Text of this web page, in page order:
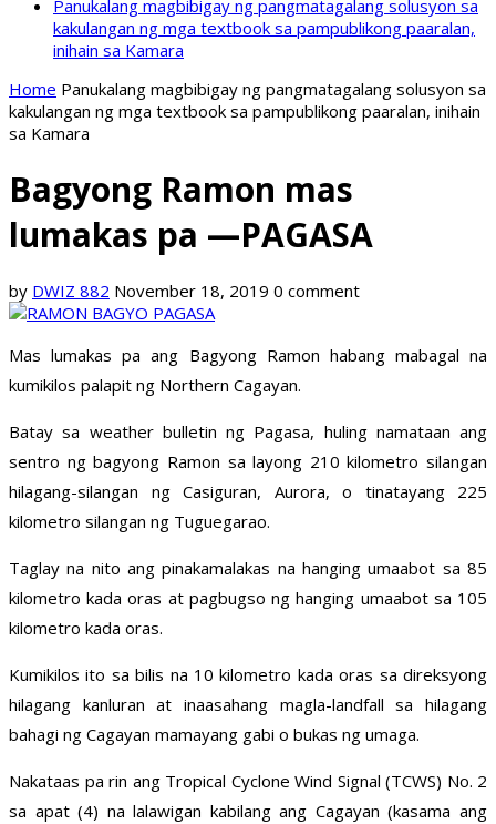
Panukalang magbibigay ng pangmatagalang solusyon sa
kakulangan ng mga textbook sa pampublikong paaralan,
inihain sa Kamara
Home Panukalang magbibigay ng pangmatagalang solusyon sa
kakulangan ng mga textbook sa pampublikong paaralan, inihain
sa Kamara
Bagyong Ramon mas
lumakas pa —PAGASA
by DWIZ 882 November 18, 2019 0 comment
Mas lumakas pa ang Bagyong Ramon habang mabagal na
kumikilos palapit ng Northern Cagayan.
Batay sa weather bulletin ng Pagasa, huling namataan ang
sentro ng bagyong Ramon sa layong 210 kilometro silangan
hilagang-silangan ng Casiguran, Aurora, o tinatayang 225
kilometro silangan ng Tuguegarao.
Taglay na nito ang pinakamalakas na hanging umaabot sa 85
kilometro kada oras at pagbugso ng hanging umaabot sa 105
kilometro kada oras.
Kumikilos ito sa bilis na 10 kilometro kada oras sa direksyong
hilagang kanluran at inaasahang magla-landfall sa hilagang
bahagi ng Cagayan mamayang gabi o bukas ng umaga.
Nakataas pa rin ang Tropical Cyclone Wind Signal (TCWS) No. 2
sa apat (4) na lalawigan kabilang ang Cagayan (kasama ang